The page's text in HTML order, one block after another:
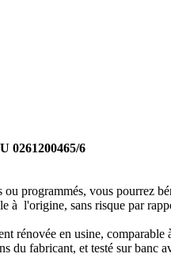
0261200465/6
programmés, vous pourrez
à l'origine, sans risque par
rénovée en usine,
du fabricant, et testé sur banc